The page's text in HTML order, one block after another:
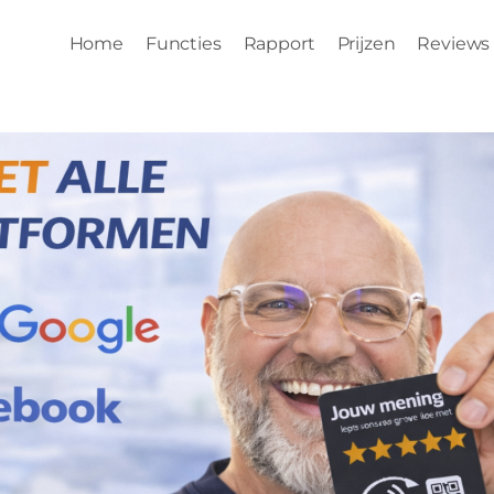
Home Functies Rapport Prijzen Reviews